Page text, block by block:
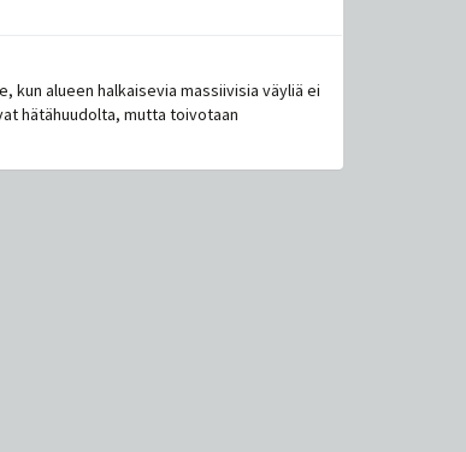
kun alueen halkaisevia massiivisia väyliä ei
hätähuudolta, mutta toivotaan